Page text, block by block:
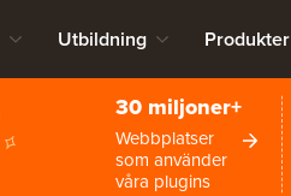
Utbildning Produkter
30 miljoner+
Webbplatser
som använder
våra plugins